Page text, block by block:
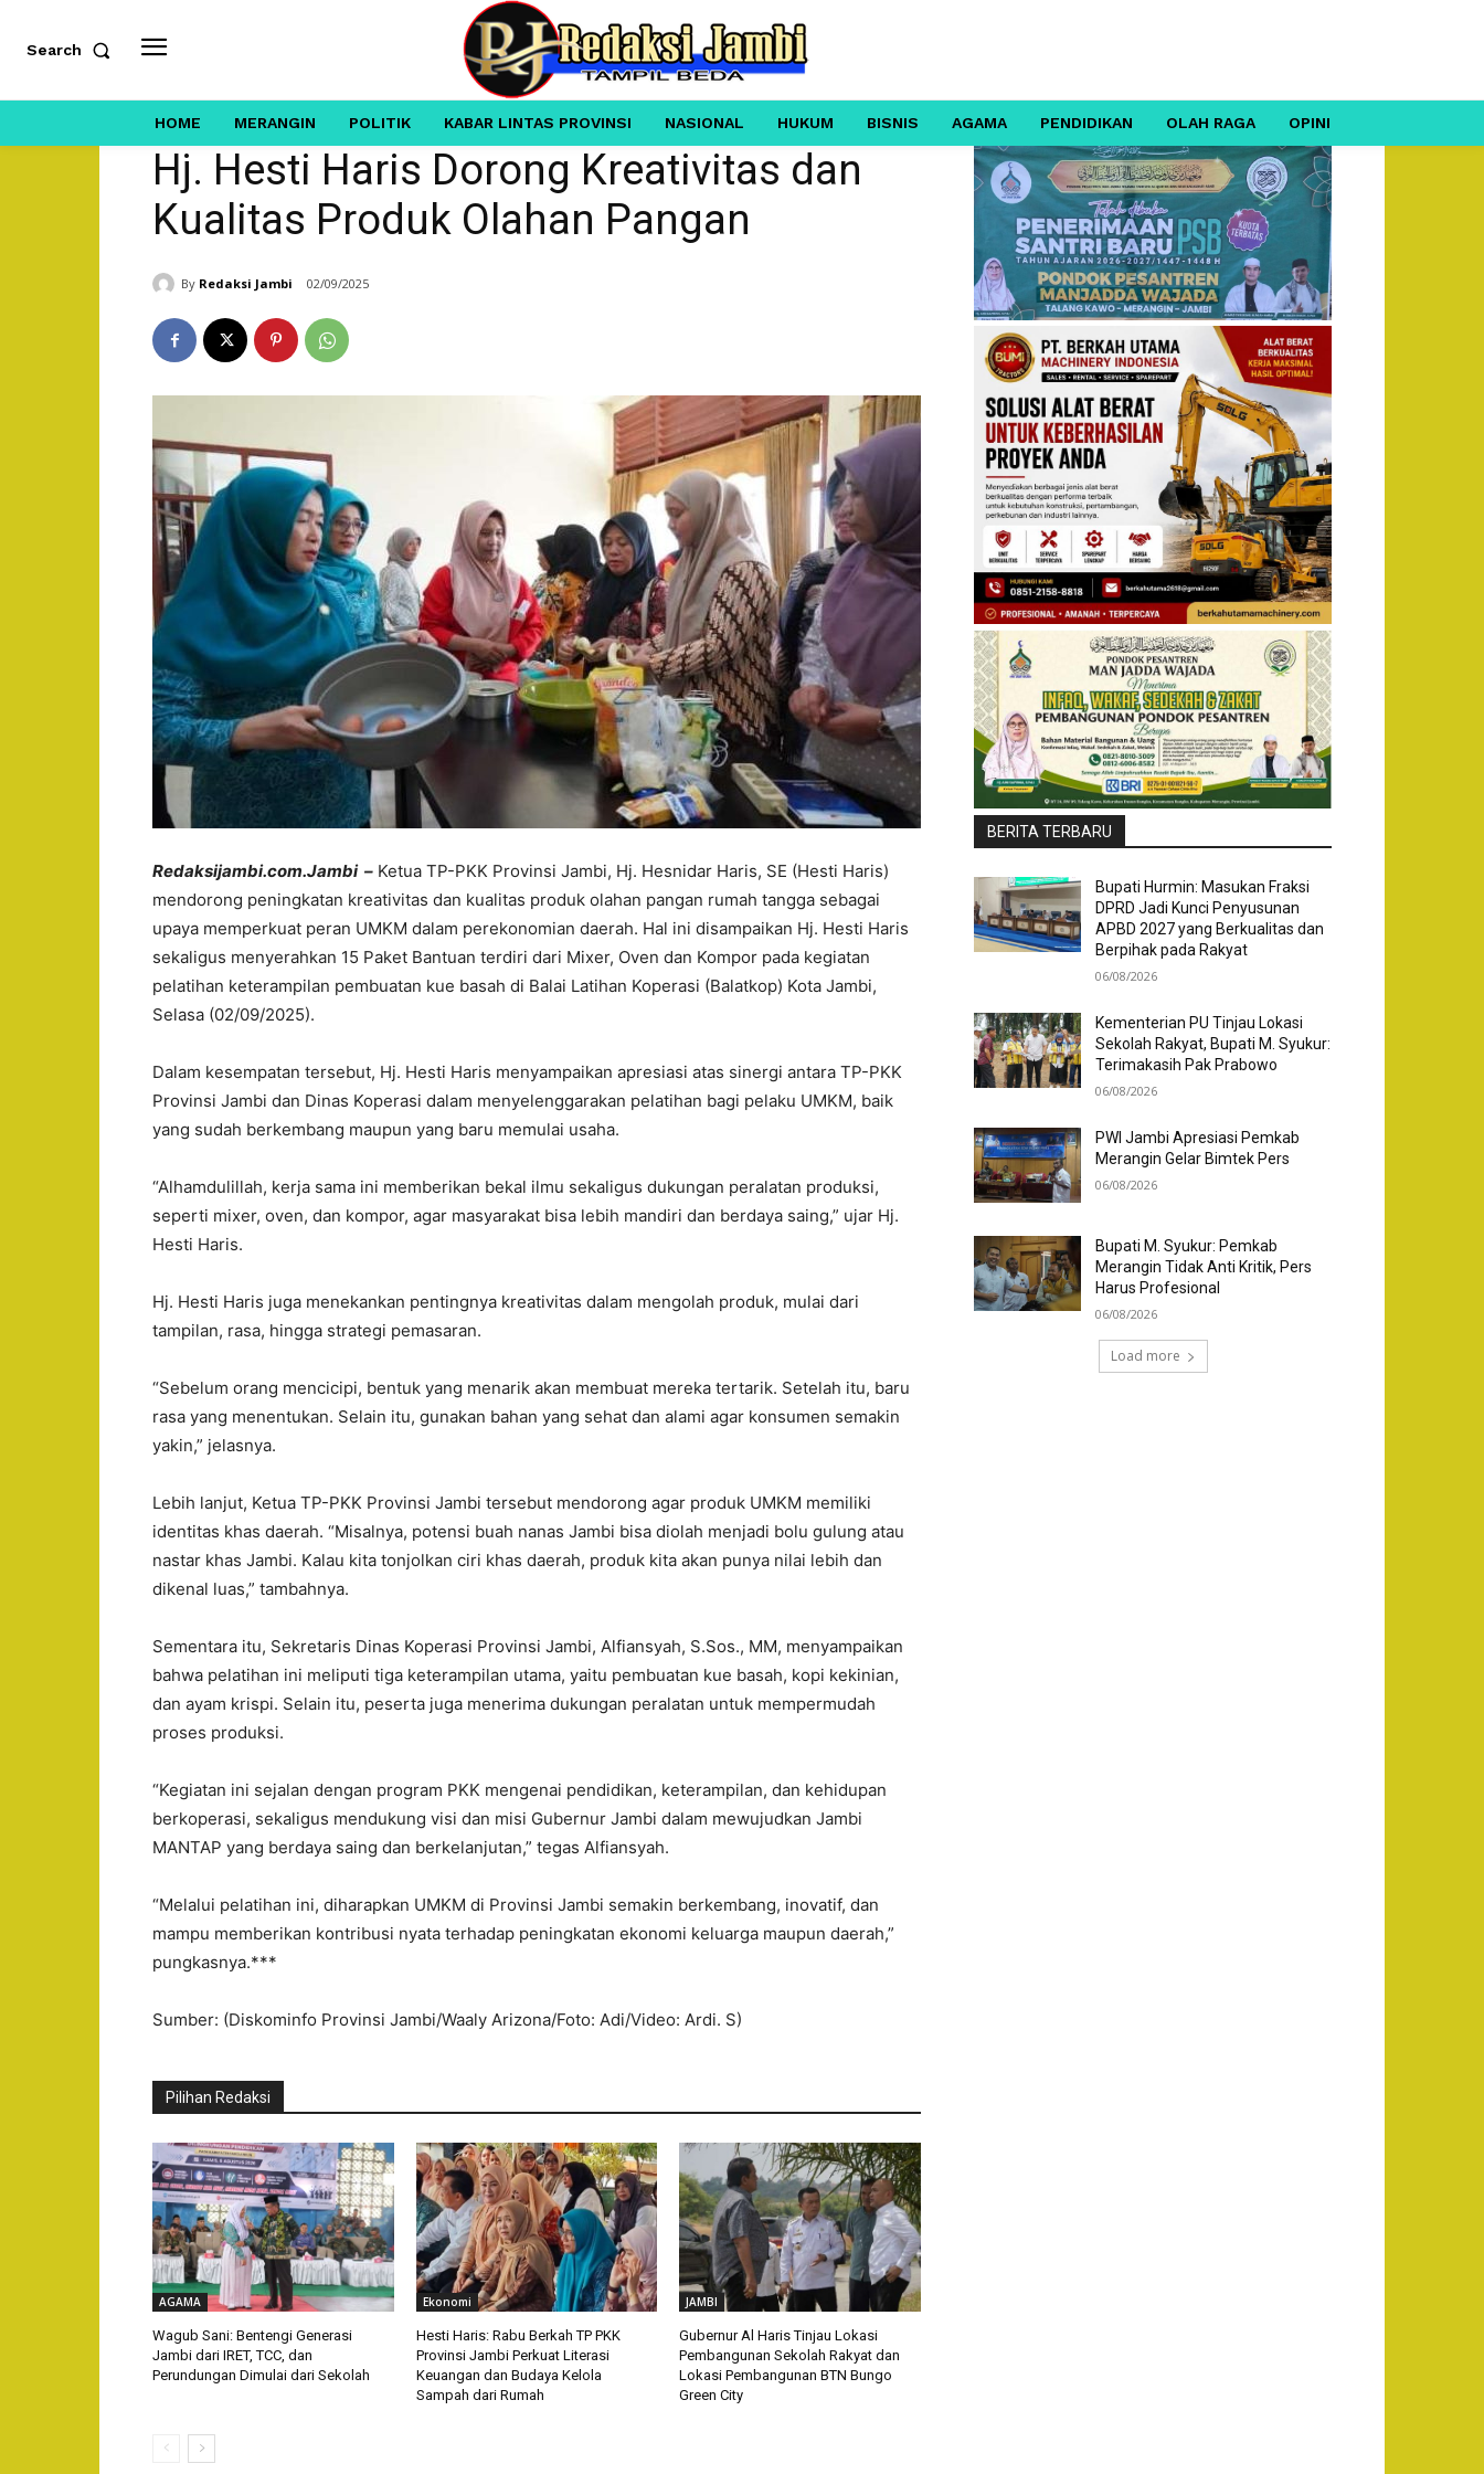
Search
HOME MERANGIN POLITIK KABAR LINTAS PROVINSI NASIONAL HUKUM BISNIS AGAMA PENDIDIKAN OLAH RAGA OPINI
Hj. Hesti Haris Dorong Kreativitas dan
Kualitas Produk Olahan Pangan
By Redaksi Jambi 02/09/2025
Redaksijambi.com.Jambi – Ketua TP-PKK Provinsi Jambi, Hj. Hesnidar Haris, SE (Hesti Haris)
mendorong peningkatan kreativitas dan kualitas produk olahan pangan rumah tangga sebagai
upaya memperkuat peran UMKM dalam perekonomian daerah. Hal ini disampaikan Hj. Hesti Haris
sekaligus menyerahkan 15 Paket Bantuan terdiri dari Mixer, Oven dan Kompor pada kegiatan
pelatihan keterampilan pembuatan kue basah di Balai Latihan Koperasi (Balatkop) Kota Jambi,
Selasa (02/09/2025).
Dalam kesempatan tersebut, Hj. Hesti Haris menyampaikan apresiasi atas sinergi antara TP-PKK
Provinsi Jambi dan Dinas Koperasi dalam menyelenggarakan pelatihan bagi pelaku UMKM, baik
yang sudah berkembang maupun yang baru memulai usaha.
“Alhamdulillah, kerja sama ini memberikan bekal ilmu sekaligus dukungan peralatan produksi,
seperti mixer, oven, dan kompor, agar masyarakat bisa lebih mandiri dan berdaya saing,” ujar Hj.
Hesti Haris.
Hj. Hesti Haris juga menekankan pentingnya kreativitas dalam mengolah produk, mulai dari
tampilan, rasa, hingga strategi pemasaran.
“Sebelum orang mencicipi, bentuk yang menarik akan membuat mereka tertarik. Setelah itu, baru
rasa yang menentukan. Selain itu, gunakan bahan yang sehat dan alami agar konsumen semakin
yakin,” jelasnya.
Lebih lanjut, Ketua TP-PKK Provinsi Jambi tersebut mendorong agar produk UMKM memiliki
identitas khas daerah. “Misalnya, potensi buah nanas Jambi bisa diolah menjadi bolu gulung atau
nastar khas Jambi. Kalau kita tonjolkan ciri khas daerah, produk kita akan punya nilai lebih dan
dikenal luas,” tambahnya.
Sementara itu, Sekretaris Dinas Koperasi Provinsi Jambi, Alfiansyah, S.Sos., MM, menyampaikan
bahwa pelatihan ini meliputi tiga keterampilan utama, yaitu pembuatan kue basah, kopi kekinian,
dan ayam krispi. Selain itu, peserta juga menerima dukungan peralatan untuk mempermudah
proses produksi.
“Kegiatan ini sejalan dengan program PKK mengenai pendidikan, keterampilan, dan kehidupan
berkoperasi, sekaligus mendukung visi dan misi Gubernur Jambi dalam mewujudkan Jambi
MANTAP yang berdaya saing dan berkelanjutan,” tegas Alfiansyah.
“Melalui pelatihan ini, diharapkan UMKM di Provinsi Jambi semakin berkembang, inovatif, dan
mampu memberikan kontribusi nyata terhadap peningkatan ekonomi keluarga maupun daerah,”
pungkasnya.***
Sumber: (Diskominfo Provinsi Jambi/Waaly Arizona/Foto: Adi/Video: Ardi. S)
Pilihan Redaksi
AGAMA
Wagub Sani: Bentengi Generasi
Jambi dari IRET, TCC, dan
Perundungan Dimulai dari Sekolah
Ekonomi
Hesti Haris: Rabu Berkah TP PKK
Provinsi Jambi Perkuat Literasi
Keuangan dan Budaya Kelola
Sampah dari Rumah
JAMBI
Gubernur Al Haris Tinjau Lokasi
Pembangunan Sekolah Rakyat dan
Lokasi Pembangunan BTN Bungo
Green City
BERITA TERBARU
Bupati Hurmin: Masukan Fraksi
DPRD Jadi Kunci Penyusunan
APBD 2027 yang Berkualitas dan
Berpihak pada Rakyat
06/08/2026
Kementerian PU Tinjau Lokasi
Sekolah Rakyat, Bupati M. Syukur:
Terimakasih Pak Prabowo
06/08/2026
PWI Jambi Apresiasi Pemkab
Merangin Gelar Bimtek Pers
06/08/2026
Bupati M. Syukur: Pemkab
Merangin Tidak Anti Kritik, Pers
Harus Profesional
06/08/2026
Load more